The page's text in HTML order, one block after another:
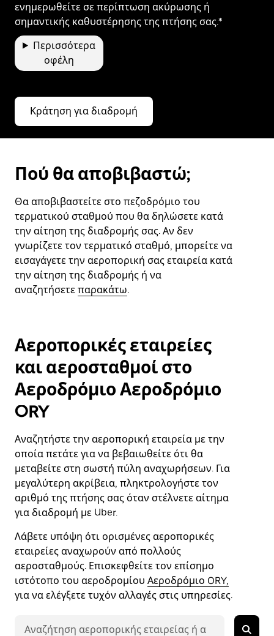
ενημερωθείτε σε περίπτωση ακύρωσης ή
σημαντικής καθυστέρησης της πτήσης σας.*
Περισσότερα
οφέλη
Κράτηση για διαδρομή
Πού θα αποβιβαστώ;
Θα αποβιβαστείτε στο πεζοδρόμιο του
τερματικού σταθμού που θα δηλώσετε κατά
την αίτηση της διαδρομής σας. Αν δεν
γνωρίζετε τον τερματικό σταθμό, μπορείτε να
εισαγάγετε την αεροπορική σας εταιρεία κατά
την αίτηση της διαδρομής ή να
αναζητήσετε παρακάτω.
Αεροπορικές εταιρείες
και αεροσταθμοί στο
Αεροδρόμιο Αεροδρόμιο
ORY
Αναζητήστε την αεροπορική εταιρεία με την
οποία πετάτε για να βεβαιωθείτε ότι θα
μεταβείτε στη σωστή πύλη αναχωρήσεων. Για
μεγαλύτερη ακρίβεια, πληκτρολογήστε τον
αριθμό της πτήσης σας όταν στέλνετε αίτημα
για διαδρομή με Uber.
Λάβετε υπόψη ότι ορισμένες αεροπορικές
εταιρείες αναχωρούν από πολλούς
αεροσταθμούς. Επισκεφθείτε τον επίσημο
ιστότοπο του αεροδρομίου Αεροδρόμιο ORY,
για να ελέγξετε τυχόν αλλαγές στις υπηρεσίες.